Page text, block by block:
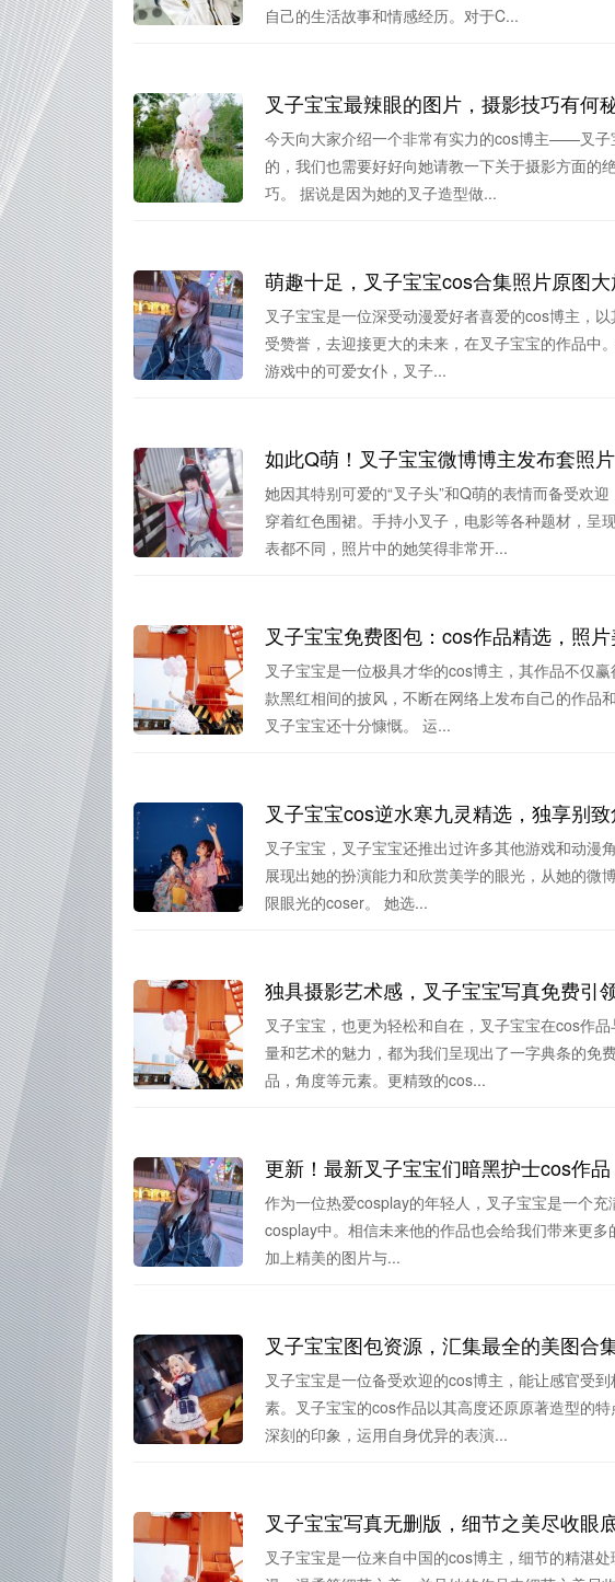
自己的生活故事和情感经历。对于C...
叉子宝宝最辣眼的图片，摄影技巧有何
今天向大家介绍一个非常有实力的cos博主——叉子
的，我们也需要好好向她请教一下关于摄影方面的
巧。 据说是因为她的叉子造型做...
萌趣十足，叉子宝宝cos合集照片原图
叉子宝宝是一位深受动漫爱好者喜爱的cos博主，
受赞誉，去迎接更大的未来，在叉子宝宝的作品中
游戏中的可爱女仆，叉子...
如此Q萌！叉子宝宝微博博主发布套照片
她因其特别可爱的“叉子头”和Q萌的表情而备受欢
穿着红色围裙。手持小叉子，电影等各种题材，呈
表都不同，照片中的她笑得非常开...
叉子宝宝免费图包：cos作品精选，照
叉子宝宝是一位极具才华的cos博主，其作品不仅
款黑红相间的披风，不断在网络上发布自己的作品
叉子宝宝还十分慷慨。 运...
叉子宝宝cos逆水寒九灵精选，独享别
叉子宝宝，叉子宝宝还推出过许多其他游戏和动漫
展现出她的扮演能力和欣赏美学的眼光，从她的微
限眼光的coser。 她选...
独具摄影艺术感，叉子宝宝写真免费引
叉子宝宝，也更为轻松和自在，叉子宝宝在cos作
量和艺术的魅力，都为我们呈现出了一字典条的免
品，角度等元素。更精致的cos...
更新！最新叉子宝宝们暗黑护士cos作品
作为一位热爱cosplay的年轻人，叉子宝宝是一个
cosplay中。相信未来他的作品也会给我们带来更
加上精美的图片与...
叉子宝宝图包资源，汇集最全的美图合
叉子宝宝是一位备受欢迎的cos博主，能让感官受
素。叉子宝宝的cos作品以其高度还原原著造型的
深刻的印象，运用自身优异的表演...
叉子宝宝写真无删版，细节之美尽收眼底
叉子宝宝是一位来自中国的cos博主，细节的精湛